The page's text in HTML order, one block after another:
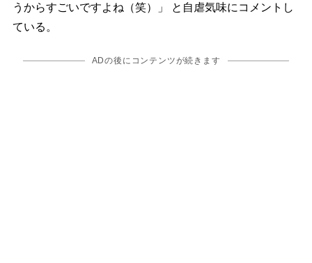
うからすごいですよね（笑）」 と自虐気味にコメントし
ている。
ADの後にコンテンツが続きます